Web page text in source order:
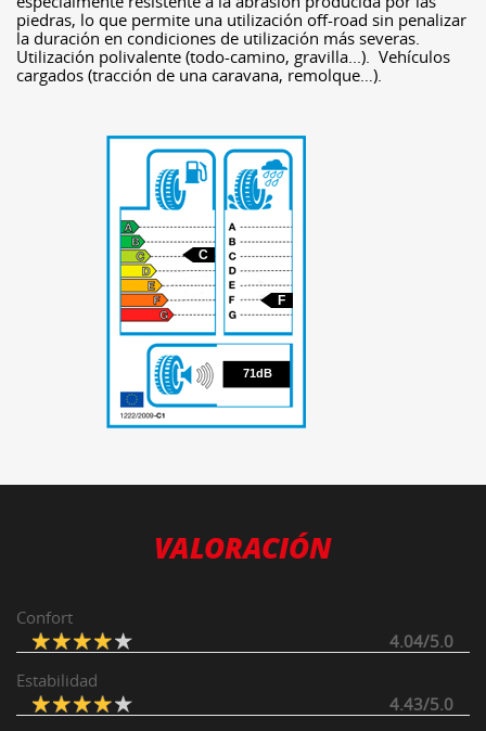
piedras, lo que permite una utilización off-road sin penalizar
la duración en condiciones de utilización más severas.
Utilización polivalente (todo-camino, gravilla...). Vehículos
cargados (tracción de una caravana, remolque…).
71
C
F
71dB
VALORACIÓN
Confort
4.04/5.0
Estabilidad
4.43/5.0